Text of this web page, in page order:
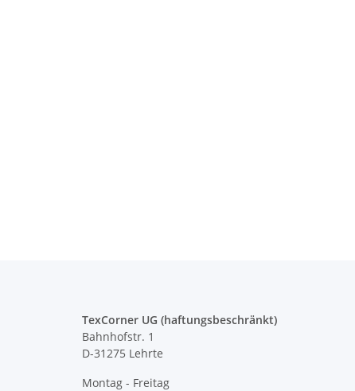
TexCorner UG (haftungsbeschränkt)
Bahnhofstr. 1
D-31275 Lehrte
Montag - Freitag